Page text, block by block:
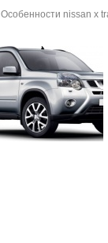
Особенности nissan x